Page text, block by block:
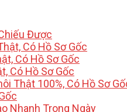
Được
Có Hồ Sơ Gốc
Có Hồ Sơ Gốc
Có Hồ Sơ Gốc
Thật 100%, Có Hồ Sơ
Nhanh Trong Ngày